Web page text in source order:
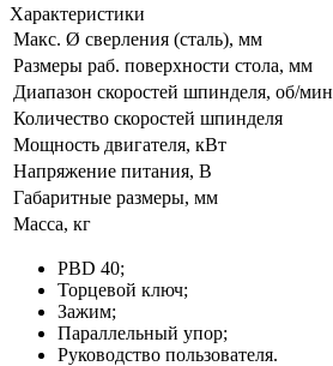
Характеристики
Макс. Ø сверления (сталь), мм
Размеры раб. поверхности стола, мм
Диапазон скоростей шпинделя, об/мин
Количество скоростей шпинделя
Мощность двигателя, кВт
Напряжение питания, В
Габаритные размеры, мм
Масса, кг
PBD 40;
Торцевой ключ;
Зажим;
Параллельный упор;
Руководство пользователя.